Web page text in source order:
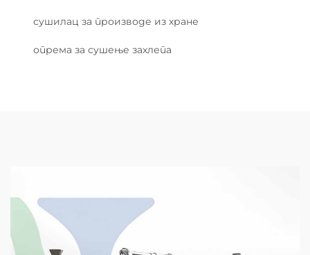
сушилац за производе из хране
опрема за сушење захлепа